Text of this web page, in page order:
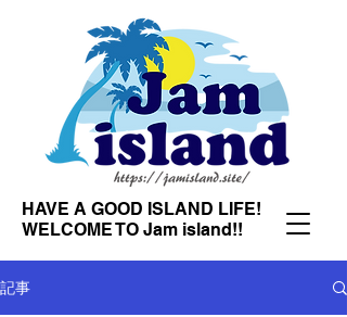
HAVE A GOOD ISLAND LIFE!
WELCOME TO Jam island!!
記事